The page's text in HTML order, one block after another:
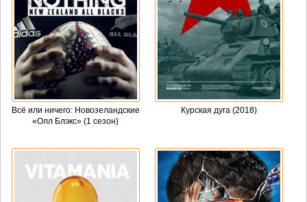
Всё или ничего: Новозеландские
«Олл Блэкс» (1 сезон)
Курская дуга (2018)